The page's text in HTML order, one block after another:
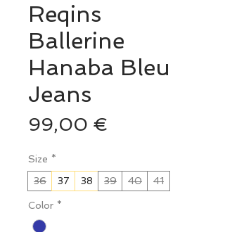
Reqins
Ballerine
Hanaba Bleu
Jeans
99,00 €
Size *
36
37 38 39 40 41
Color *